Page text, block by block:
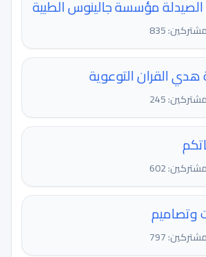
مؤسسة جالينوس الطبية
835
القران التوعوية
245
602
وتصاميم
797